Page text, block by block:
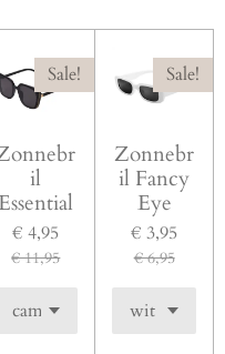
Sale!
il
€ 4,95
€ 11,95
Sale!
Zonnebr
il Fancy
Eye
€ 3,95
€ 6,95